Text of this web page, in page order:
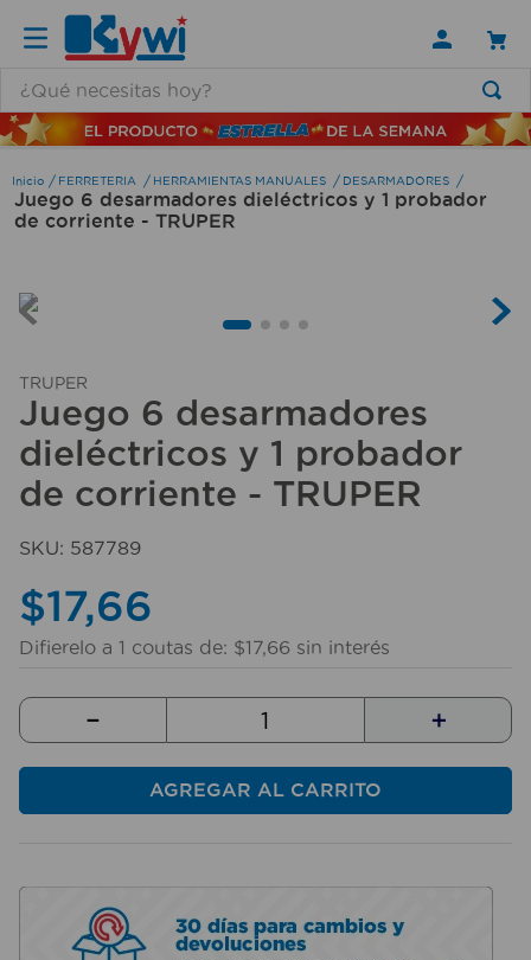
FERRETERIA HERRAMIENTAS MANUALES DESARMADORES
Juego 6 desarmadores dieléctricos y 1 probador
de corriente - TRUPER
TRUPER
Juego 6 desarmadores
dieléctricos y 1 probador
de corriente - TRUPER
SKU: 587789
$17,66
Difierelo a 1 coutas de: $17,66 sin interés
＋
－
AGREGAR AL CARRITO
TÉRMINOS MÁS BUSCADOS
1 .
lamparas
2.
ducha
4.
6.
organizador
7.
aspiradora
8.
cerradura
9.
taladro
10. mesa